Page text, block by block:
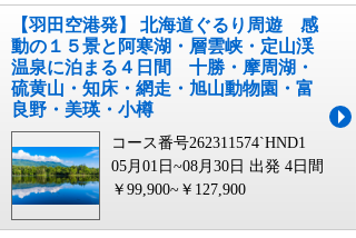
【羽田空港発】 北海道ぐるり周遊 感
動の１５景と阿寒湖・層雲峡・定山渓
温泉に泊まる４日間 十勝・摩周湖・
硫黄山・知床・網走・旭山動物園・富
良野・美瑛・小樽
コース番号262311574`HND1
05月01日~08月30日 出発 4日間
￥99,900~￥127,900